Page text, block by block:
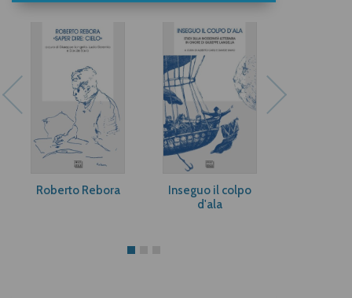
Roberto Rebora
Inseguo il colpo
d'ala